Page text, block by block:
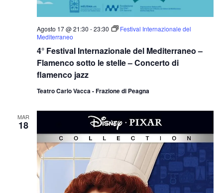
4° Festival Internazionale del Mediterraneo –
Flamenco sotto le stelle – Concerto di
flamenco jazz
Agosto 17 @ 21:30 -23:30
Festival Internazionale del
Mediterraneo
Teatro Carlo Vacca - Frazione di Peagna
MAR
18